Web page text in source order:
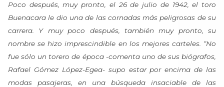
Poco después, muy pronto, el 26 de julio de 1942, el toro
Buenacara le dio una de las cornadas más peligrosas de su
carrera. Y muy poco después, también muy pronto, su
nombre se hizo imprescindible en los mejores carteles. “No
fue sólo un torero de época -comenta uno de sus biógrafos,
Rafael Gómez López-Egea- supo estar por encima de las
modas pasajeras, en una búsqueda insaciable de las